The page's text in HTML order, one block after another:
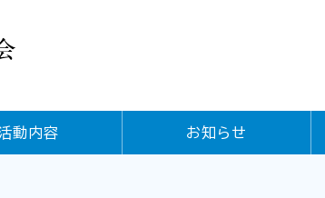
動内容 お知らせ